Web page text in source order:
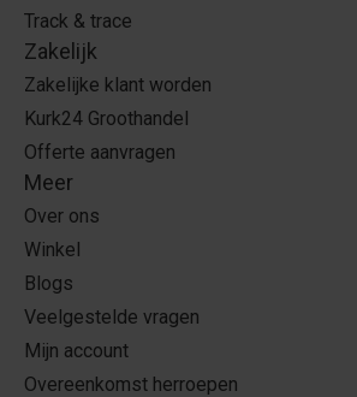
Track & trace
Zakelijk
Zakelijke klant worden
Kurk24 Groothandel
Offerte aanvragen
Meer
Over ons
Winkel
Blogs
Veelgestelde vragen
Mijn account
Overeenkomst herroepen